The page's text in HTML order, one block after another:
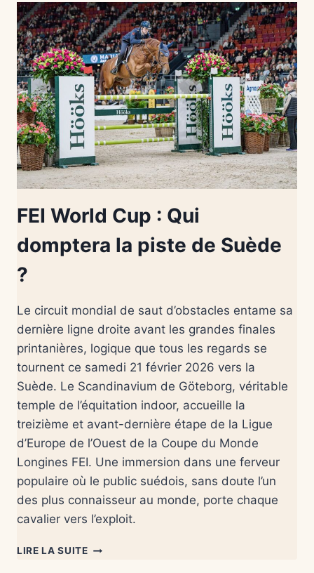
FEI World Cup : Qui
domptera la piste de Suède
?
Le circuit mondial de saut d’obstacles entame sa
dernière ligne droite avant les grandes finales
printanières, logique que tous les regards se
tournent ce samedi 21 février 2026 vers la
Suède. Le Scandinavium de Göteborg, véritable
temple de l’équitation indoor, accueille la
treizième et avant-dernière étape de la Ligue
d’Europe de l’Ouest de la Coupe du Monde
Longines FEI. Une immersion dans une ferveur
populaire où le public suédois, sans doute l’un
des plus connaisseur au monde, porte chaque
cavalier vers l’exploit.
LIRE LA SUITE